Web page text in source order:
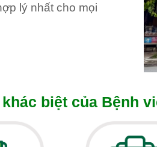
lý nhất cho mọi
biệt của Bệnh